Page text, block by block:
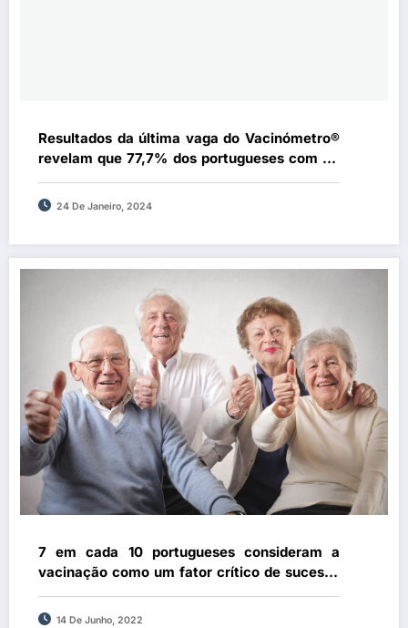
Resultados da última vaga do Vacinómetro®
revelam que 77,7% dos portugueses com 65
ou mais anos de idade já terão sido
vacinados
24 De Janeiro, 2024
7 em cada 10 portugueses consideram a
vacinação como um fator crítico de sucesso
para o envelhecimento saudável
14 De Junho, 2022